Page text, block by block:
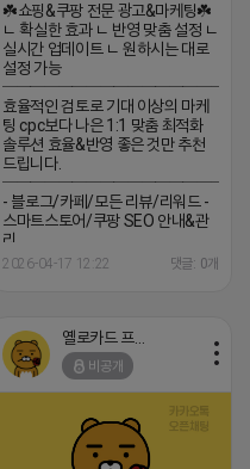
☘️쇼핑&쿠팡 전문 광고&마케팅☘️
ㄴ 확실한 효과 ㄴ 반영 맞춤 설정 ㄴ
실시간 업데이트 ㄴ 원하시는 대로
설정 가능
─────────────────
효율적인 검토로 기대 이상의 마케
팅 cpc보다 나은 1:1 맞춤 최적화
솔루션 효율&반영 좋은 것만 추천
드립니다.
─────────────────
- 블로그/카페/모든 리뷰/리워드 -
스마트스토어/쿠팡 SEO 안내&관
리
─────────────────
2026-04-17 12:22 댓글: 0개
옐로카드 프로도
비공개